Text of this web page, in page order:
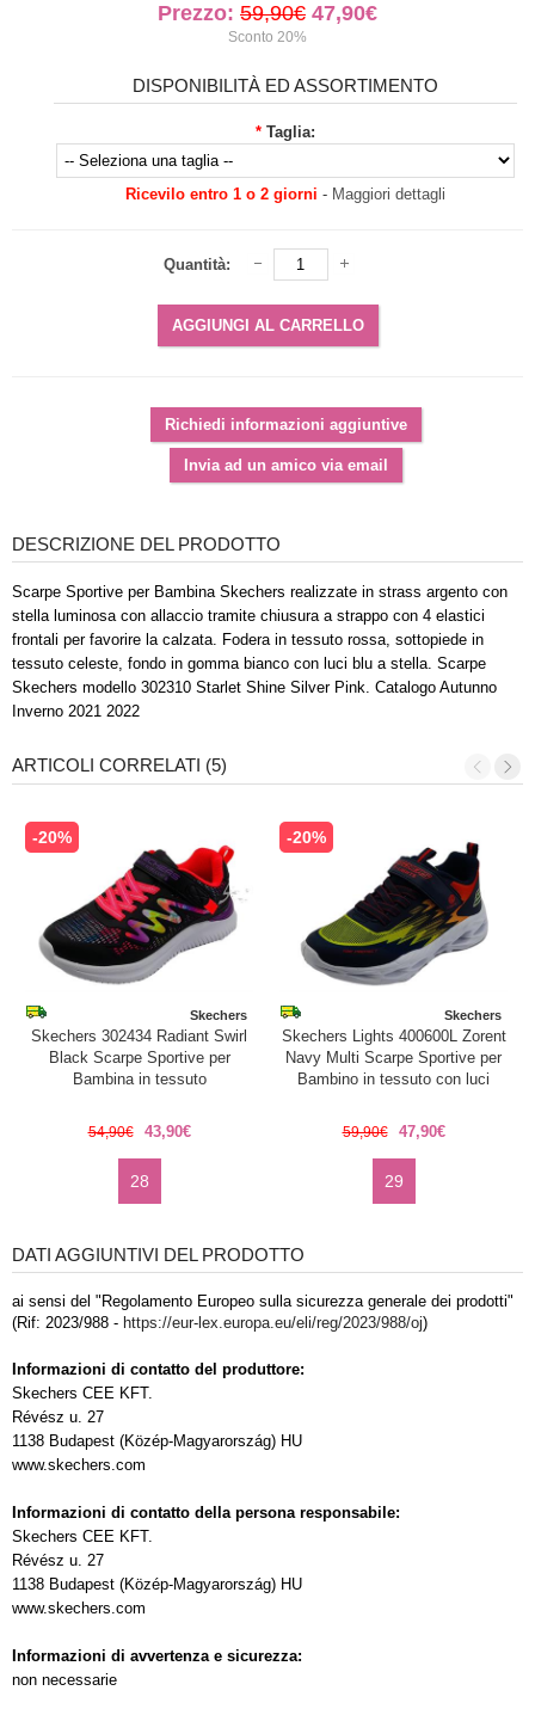
Prezzo: 59,90€ 47,90€
Sconto 20%
DISPONIBILITÀ ED ASSORTIMENTO
* Taglia:
Ricevilo entro 1 o 2 giorni - Maggiori dettagli
Quantità:
DESCRIZIONE DEL PRODOTTO
Scarpe Sportive per Bambina Skechers realizzate in strass argento con
stella luminosa con allaccio tramite chiusura a strappo con 4 elastici
frontali per favorire la calzata. Fodera in tessuto rossa, sottopiede in
tessuto celeste, fondo in gomma bianco con luci blu a stella. Scarpe
Skechers modello 302310 Starlet Shine Silver Pink. Catalogo Autunno
Inverno 2021 2022
ARTICOLI CORRELATI (5)
-20%
Skechers
Skechers 302434 Radiant Swirl
Black Scarpe Sportive per
Bambina in tessuto
54,90€ 43,90€
28
-20%
Skechers
Skechers Lights 400600L Zorent
Navy Multi Scarpe Sportive per
Bambino in tessuto con luci
59,90€ 47,90€
29
DATI AGGIUNTIVI DEL PRODOTTO
ai sensi del "Regolamento Europeo sulla sicurezza generale dei prodotti"
(Rif: 2023/988 - https://eur-lex.europa.eu/eli/reg/2023/988/oj)
Informazioni di contatto del produttore:
Skechers CEE KFT.
Révész u. 27
1138 Budapest (Közép-Magyarország) HU
www.skechers.com
Informazioni di contatto della persona responsabile:
Skechers CEE KFT.
Révész u. 27
1138 Budapest (Közép-Magyarország) HU
www.skechers.com
Informazioni di avvertenza e sicurezza:
non necessarie